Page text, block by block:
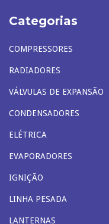
Categorias
COMPRESSORES
RADIADORES
VÁLVULAS DE EXPANSÃO
CONDENSADORES
ELÉTRICA
EVAPORADORES
IGNIÇÃO
LINHA PESADA
LANTERNAS